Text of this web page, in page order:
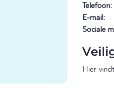
Telefoon:
E-mail:
Sociale
Hier